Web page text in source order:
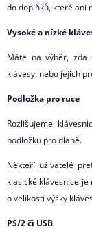
do doplňků, které ani
Vysoké a nízké
Máte na výběr, zda
klávesy, nebo jejich
Podložka pro ruce
Rozlišujeme
podložku pro dlaně.
Někteří uživatelé
klasické klávesnice
o velikosti výšky
PS/2 či USB